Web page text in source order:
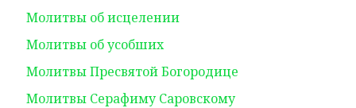
Молитвы об исцелении
Молитвы об усобших
Молитвы Пресвятой Богородице
Молитвы Серафиму Саровскому